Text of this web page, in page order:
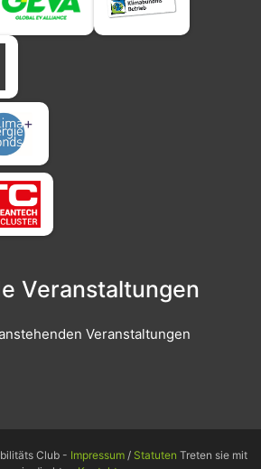
Veranstaltungen
Veranstaltungen
Club - Impressum/ Statuten Treten sie mit